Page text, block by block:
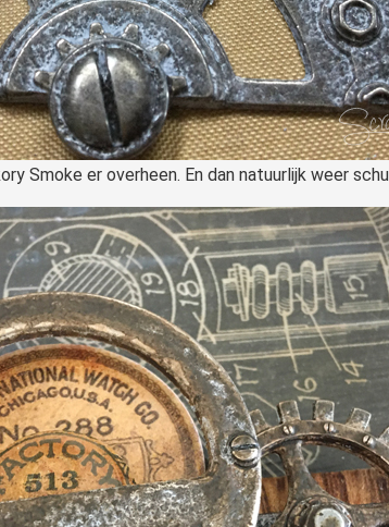
Smoke er overheen. En dan natuurlijk weer